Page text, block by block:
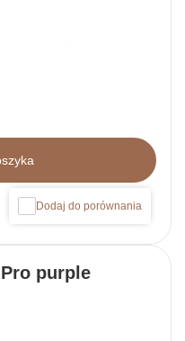
Dodaj do porównania
purple